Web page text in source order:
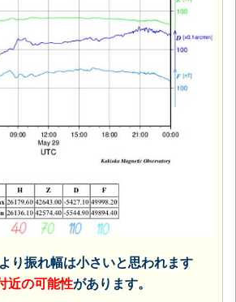
り振れ幅は小さいと思われます
近の可能性があります。